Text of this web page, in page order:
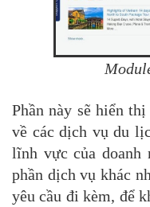
Phần này sẽ hiển
về các dịch vụ du
lĩnh vực của doanh
phần dịch vụ khác
yêu cầu đi kèm, để